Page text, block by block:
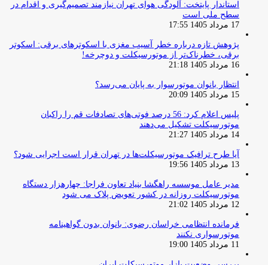
استاندار پایتخت: آلودگی هوای تهران نیازمند تصمیم‌گیری و اقدام در
سطح ملی است
17 مرداد 1405 17:55
پژوهش تازه درباره خطر آسیب مغزی با اسکوترهای برقی: اسکوتر
برقی، خطرناک‌تر از موتورسیکلت و دوچرخه!
16 مرداد 1405 21:18
انتظار بانوان موتورسوار به پایان می‌رسد؟
15 مرداد 1405 20:09
پلیس اعلام کرد: 56 درصد فوتی‌های تصادفات قم را راکبان
موتورسیکلت تشکیل می‌دهند
14 مرداد 1405 21:27
آیا طرح ترافیک موتورسیکلت‌ها در تهران قرار است اجرایی شود؟
13 مرداد 1405 19:56
مدیر عامل موسسه راهگشا بنیاد تعاون فراجا: چهارهزار دستگاه
موتورسیکلت روزانه در کشور تعویض پلاک می شود
12 مرداد 1405 21:02
فرمانده انتظامی خراسان رضوی: بانوان بدون گواهینامه
موتورسواری نکنند
11 مرداد 1405 19:00